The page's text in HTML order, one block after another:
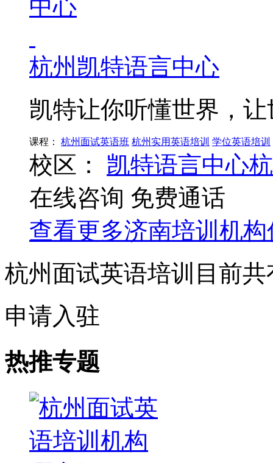
杭州凯特语言中心
凯特让你听懂世界，
课程： 杭州面试英语班 杭州实用英语培训 学位英语培训
校区：
凯特语言中心
在线咨询 免费通话
查看更多济南培训机构
杭州面试英语培训目前
申请入驻
热推专题